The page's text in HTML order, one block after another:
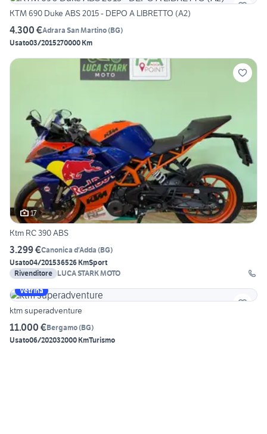
KTM 690 Duke ABS 2015 - DEPO A LIBRETTO (A2)
4.300 €Adrara San Martino(BG)
Usato03/2015270000 Km
17
Ktm RC 390 ABS
3.299 €Canonica d'Adda (BG)
Usato04/201536526 KmSport
Rivenditore LUCA STARK MOTO
Vetrina
ktm superadventure
11.000 €Bergamo(BG)
Usato06/202032000 KmTurismo